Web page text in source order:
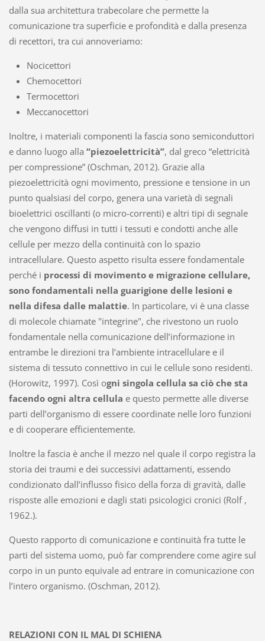
dalla sua architettura trabecolare che permette la
comunicazione tra superficie e profondità e dalla presenza
di recettori, tra cui annoveriamo:
Nocicettori
Chemocettori
Termocettori
Meccanocettori
Inoltre, i materiali componenti la fascia sono semiconduttori
e danno luogo alla “piezoelettricità”, dal greco “elettricità
per compressione” (Oschman, 2012). Grazie alla
piezoelettricità ogni movimento, pressione e tensione in un
punto qualsiasi del corpo, genera una varietà di segnali
bioelettrici oscillanti (o micro-correnti) e altri tipi di segnale
che vengono diffusi in tutti i tessuti e condotti anche alle
cellule per mezzo della continuità con lo spazio
intracellulare. Questo aspetto risulta essere fondamentale
perché i processi di movimento e migrazione cellulare,
sono fondamentali nella guarigione delle lesioni e
nella difesa dalle malattie. In particolare, vi è una classe
di molecole chiamate "integrine", che rivestono un ruolo
fondamentale nella comunicazione dell’informazione in
entrambe le direzioni tra l’ambiente intracellulare e il
sistema di tessuto connettivo in cui le cellule sono residenti.
(Horowitz, 1997). Così ogni singola cellula sa ciò che sta
facendo ogni altra cellula e questo permette alle diverse
parti dell’organismo di essere coordinate nelle loro funzioni
e di cooperare efficientemente.
Inoltre la fascia è anche il mezzo nel quale il corpo registra la
storia dei traumi e dei successivi adattamenti, essendo
condizionato dall’influsso fisico della forza di gravità, dalle
risposte alle emozioni e dagli stati psicologici cronici (Rolf ,
1962.).
Questo rapporto di comunicazione e continuità fra tutte le
parti del sistema uomo, può far comprendere come agire sul
corpo in un punto equivale ad entrare in comunicazione con
l’intero organismo. (Oschman, 2012).
RELAZIONI CON IL MAL DI SCHIENA